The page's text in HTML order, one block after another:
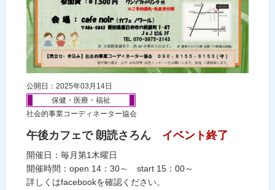
公開日：2025年03月14日
保健・医療・福祉
社会的事業コーディネーター協会
午後カフェで 朗読さろん イベント終了
開催日：毎月第1木曜日
開催時間：open 14：30～ start 15：00～
詳しくはfacebookを確認ください。